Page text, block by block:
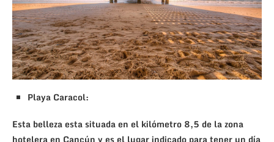
Playa Caracol:
Esta belleza esta situada en el kilómetro 8,5 de la zona
hotelera en Cancún y es el lugar indicado para tener un día